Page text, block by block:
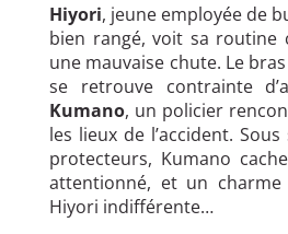
Hiyori, jeune employée de
bien rangé, voit sa routine
une mauvaise chute. Le
se retrouve contrainte
Kumano, un policier
les lieux de l’accident.
protecteurs, Kumano
attentionné, et un
Hiyori indifférente…